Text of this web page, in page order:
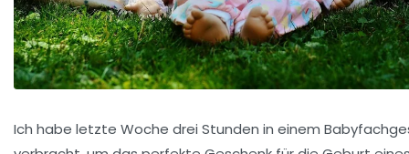
Ich habe letzte Woche drei Stunden in einem